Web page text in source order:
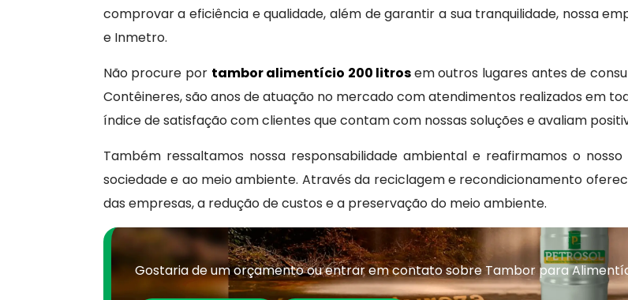
comprovar a eficiência e qualidade, além de garantir a sua tranquilidade, nossa
e Inmetro.
Não procure por tambor alimentício 200 litrosem outros lugares antes de
Contêineres, são anos de atuação no mercado com atendimentos realizados em
índice de satisfação com clientes que contam com nossas soluções e avaliam
Também ressaltamos nossa responsabilidade ambiental e reafirmamos o
sociedade e ao meio ambiente. Através da reciclagem e recondicionamento
das empresas, a redução de custos e a preservação do meio ambiente.
Gostaria de um orçamento ou entrar em contato sobre Tambor para